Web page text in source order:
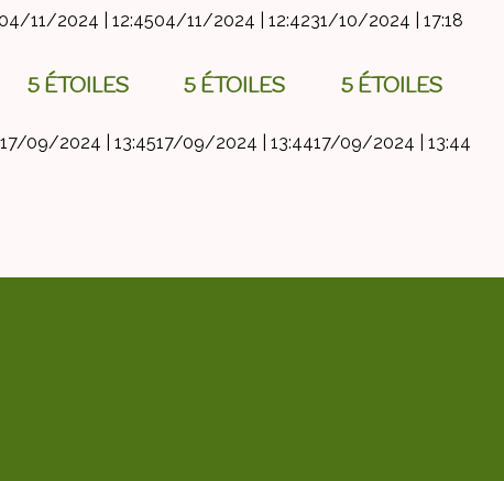
11/2024 | 12:4504/11/2024 | 12:4231/10/2024 | 17:18
5 ÉTOILES
17/09/2024 | 13:45
5 ÉTOILES
17/09/2024 | 13:44
5 ÉTOILES
17/09/2024 | 13:44